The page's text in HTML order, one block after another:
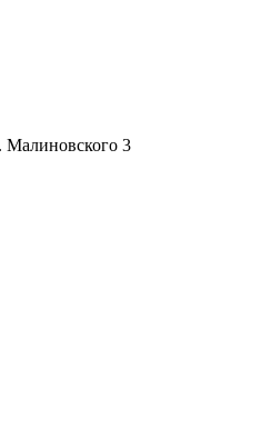
Малиновского 3